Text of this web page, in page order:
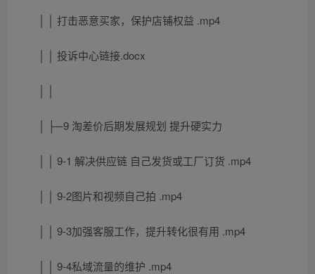
│ │ 打击恶意买家，保护店铺权益 .mp4
│ │ 投诉中心链接.docx
│ ├─9 淘差价后期发展规划 提升硬实力
│ │ 9-1 解决供应链 自己发货或工厂订货 .mp4
│ │ 9-2图片和视频自己拍 .mp4
│ │ 9-3加强客服工作，提升转化很有用 .mp4
│ │ 9-4私域流量的维护 .mp4